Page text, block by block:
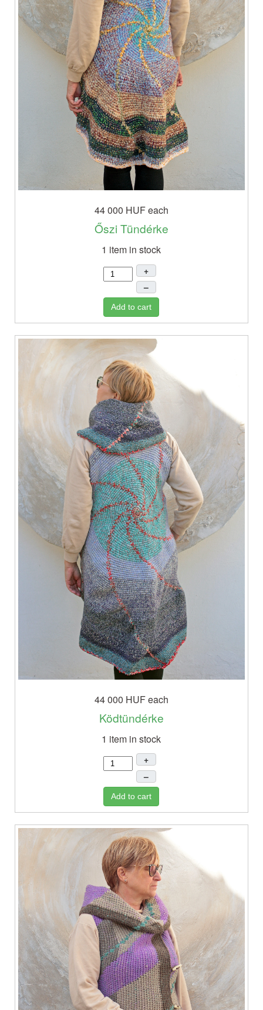
44 000 HUFeach
Őszi Tündérke
1 item in stock
+
–
Add to cart
44 000 HUFeach
Ködtündérke
1 item in stock
+
–
Add to cart